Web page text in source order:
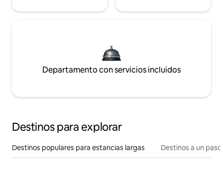
Departamento con servicios incluidos
Destinos para explorar
Destinos populares para estancias largas Destinos a un